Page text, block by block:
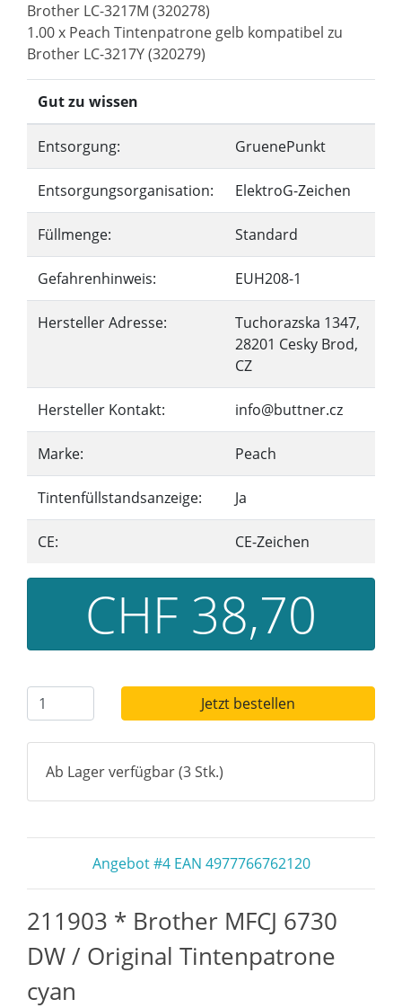
Brother LC-3217M (320278)
1.00 x Peach Tintenpatrone gelb kompatibel zu
Brother LC-3217Y (320279)
Gut zu wissen
Entsorgung: GruenePunkt
Entsorgungsorganisation: ElektroG-Zeichen
Füllmenge: Standard
Gefahrenhinweis: EUH208-1
Hersteller Adresse:
Tuchorazska 1347,
28201 Cesky Brod,
CZ
Hersteller Kontakt: info@buttner.cz
Marke: Peach
Tintenfüllstandsanzeige: Ja
CE: CE-Zeichen
CHF 38,70
Jetzt bestellen
Ab Lager verfügbar (3 Stk.)
Angebot #4 EAN 4977766762120
211903 * Brother MFCJ 6730
DW / Original Tintenpatrone
cyan